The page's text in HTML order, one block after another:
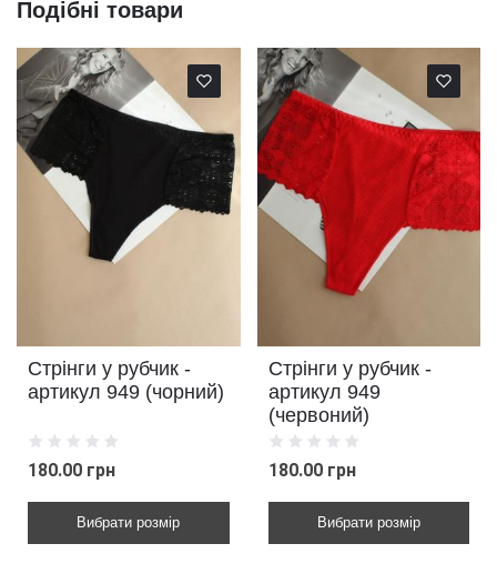
Подібні товари
Стрінги у рубчик -
артикул 949 (чорний)
180.00 грн
Вибрати розмір
Стрінги у рубчик -
артикул 949
(червоний)
180.00 грн
Вибрати розмір